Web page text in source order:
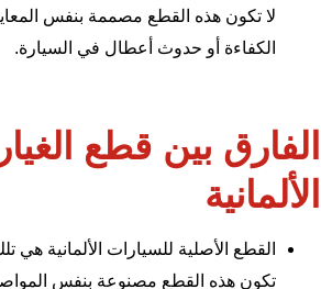
لا تكون هذه القطع مصممة بنفس
الكفاءة أو حدوث أعطال في السيارة.
الفارق بين قطع
الألمانية
القطع الأصلية للسيارات الألمانية هي
تكون هذه القطع مصنوعة بنفس